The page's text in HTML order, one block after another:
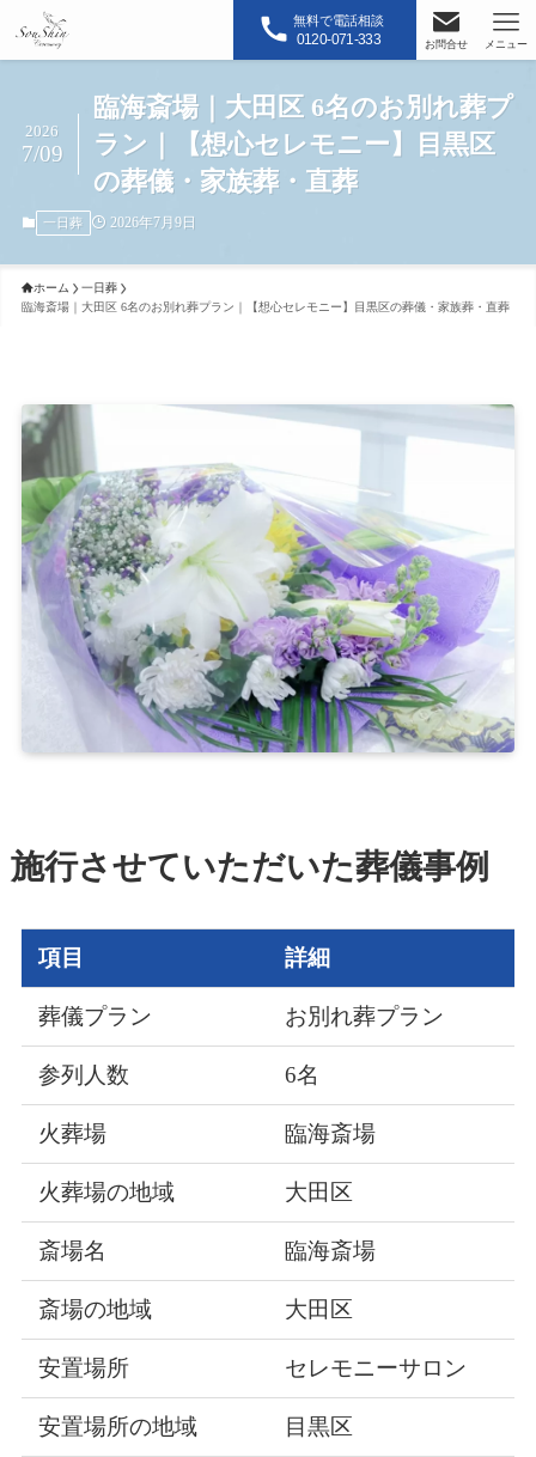
無料で電話相談
0120-071-333 お問合せ メニュー
臨海斎場｜大田区 6名のお別れ葬プ
ラン｜【想心セレモニー】目黒区
の葬儀・家族葬・直葬
2026
7/09
一日葬 2026年7月9日
ホーム
一日葬
臨海斎場｜大田区 6名のお別れ葬プラン｜【想心セレモニー】目黒区の葬儀・家族葬・直葬
施行させていただいた葬儀事例
項目 詳細
葬儀プラン お別れ葬プラン
参列人数 6名
火葬場 臨海斎場
火葬場の地域 大田区
斎場名 臨海斎場
斎場の地域 大田区
安置場所 セレモニーサロン
安置場所の地域 目黒区